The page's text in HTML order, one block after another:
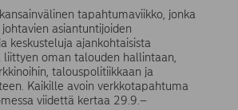
tapahtumaviikko, jonka
asiantuntijoiden
keskusteluja ajankohtaisista
liittyen oman talouden hallintaan,
talouspolitiikkaan ja
Kaikille avoin verkkotapahtuma
viidettä kertaa 29.9.–